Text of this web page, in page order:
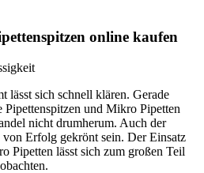
online kaufen
lässt sich schnell klären. Gerade
Pipettenspitzen und Mikro Pipetten
nicht drumherum. Auch der
Erfolg gekrönt sein. Der Einsatz
Pipetten lässt sich zum großen Teil